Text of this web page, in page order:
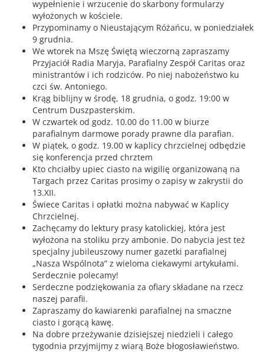
wypełnienie i wrzucenie do skarbony formularzy
wyłożonych w kościele.
Przypominamy o Nieustającym Różańcu, w poniedziałek
9 grudnia.
We wtorek na Mszę Świętą wieczorną zapraszamy
Przyjaciół Radia Maryja, Parafialny Zespół Caritas oraz
ministrantów i ich rodziców. Po niej nabożeństwo ku
czci św. Antoniego.
Krąg biblijny w środę, 18 grudnia, o godz. 19:00 w
Centrum Duszpasterskim.
W czwartek od godz. 10.00 do 11.00 w biurze
parafialnym darmowe porady prawne dla parafian.
W piątek, o godz. 19.00 w kaplicy chrzcielnej odbędzie
się konferencja przed chrztem
Kto chciałby upiec ciasto na wigilię organizowaną na
Targach przez Caritas prosimy o zapisy w zakrystii do
13.XII.
Świece Caritas i opłatki można nabywać w Kaplicy
Chrzcielnej.
Zachęcamy do lektury prasy katolickiej, która jest
wyłożona na stoliku przy ambonie. Do nabycia jest też
specjalny jubileuszowy numer gazetki parafialnej
„Nasza Wspólnota” z wieloma ciekawymi artykułami.
Serdecznie polecamy!
Serdeczne podziękowania za ofiary składane na rzecz
naszej parafii.
Zapraszamy do kawiarenki parafialnej na smaczne
ciasto i gorącą kawę.
Na dobre przeżywanie dzisiejszej niedzieli i całego
tygodnia przyjmijmy z wiarą Boże błogosławieństwo.